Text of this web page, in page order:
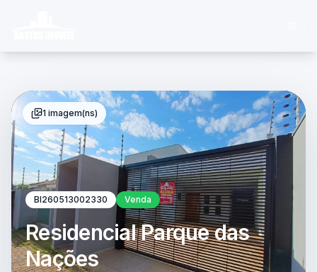
BI260513002330 Venda
Residencial Parque das
Nações
1 imagem(ns)